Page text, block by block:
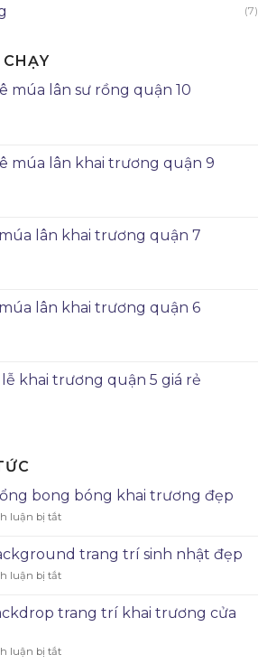
(7)
múa lân sư rồng quận 10
múa lân khai trương quận 9
lân khai trương quận 7
lân khai trương quận 6
khai trương quận 5 giá rẻ
bong bóng khai trương đẹp
luận bị tắt
trang trí sinh nhật đẹp
luận bị tắt
trang trí khai trương cửa
luận bị tắt